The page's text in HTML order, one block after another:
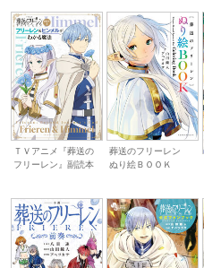
ＴＶアニメ『葬送の
フリーレン』副読本
葬送のフリーレン
ぬり絵ＢＯＯＫ